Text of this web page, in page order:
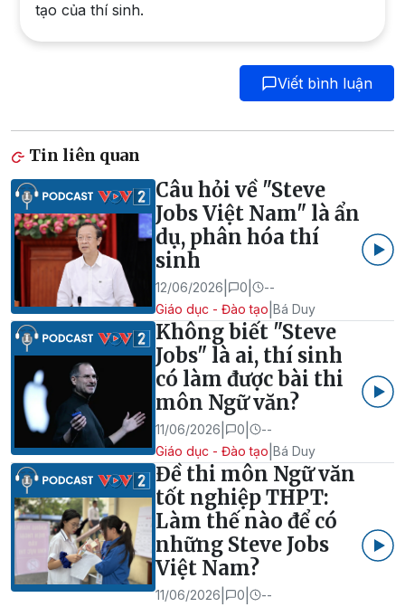
tạo của thí sinh.
Viết bình luận
Tin liên quan
Câu hỏi về "Steve
Jobs Việt Nam" là ẩn
dụ, phân hóa thí
sinh
12/06/2026 0
--
Giáo dục - Đào tạo Bá Duy
Không biết "Steve
Jobs" là ai, thí sinh
có làm được bài thi
môn Ngữ văn?
11/06/2026 0
--
Giáo dục - Đào tạo Bá Duy
Đề thi môn Ngữ văn
tốt nghiệp THPT:
Làm thế nào để có
những Steve Jobs
Việt Nam?
11/06/2026 0
--